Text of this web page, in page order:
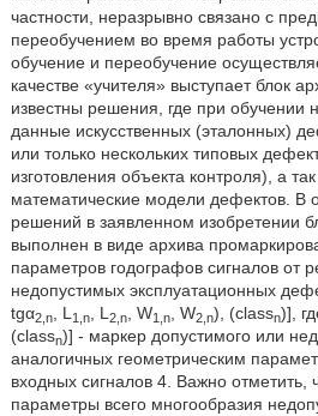
частности, неразрывно связано с
переобучением во время работы
обучение и переобучение
качестве «учителя» выступает блок
известны решения, где при обучении
данные искусственных (эталонных)
или только нескольких типовых
изготовления объекта контроля), а
математические модели дефектов. В
решений в заявленном изобретении
выполнен в виде архива
параметров годографов сигналов от
недопустимых эксплуатационных
tgα2,n, L 1,n, L 2,n, W1,n, W2,n), (classn)],
(classn)] - маркер допустимого или
аналогичных геометрическим
входных сигналов 4. Важно отметить,
параметры всего многообразия